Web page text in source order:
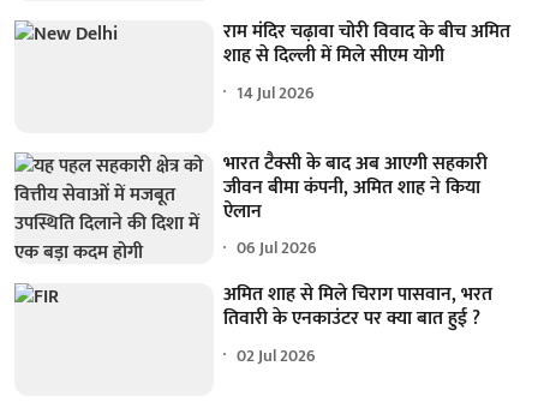
राम मंदिर चढ़ावा चोरी विवाद के बीच अमित
शाह से दिल्ली में मिले सीएम योगी
14 Jul 2026
भारत टैक्सी के बाद अब आएगी सहकारी
जीवन बीमा कंपनी, अमित शाह ने किया
ऐलान
06 Jul 2026
अमित शाह से मिले चिराग पासवान, भरत
तिवारी के एनकाउंटर पर क्या बात हुई ?
02 Jul 2026